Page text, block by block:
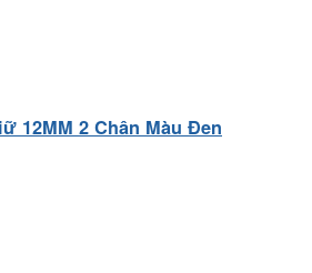
12MM 2 Chân Màu Đen